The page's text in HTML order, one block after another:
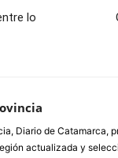
lo
Diario de Catamarca,
actualizada y